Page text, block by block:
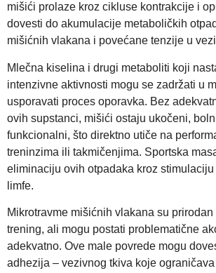
mišići prolaze kroz cikluse kontrakcije i
dovesti do akumulacije metaboličkih
mišićnih vlakana i povećane tenzije u
Mlečna kiselina i drugi metaboliti koji
intenzivne aktivnosti mogu se zadržati u
usporavati proces oporavka. Bez
ovih supstanci, mišići ostaju ukočeni,
funkcionalni, što direktno utiče na
treninzima ili takmičenjima. Sportska
eliminaciju ovih otpadaka kroz
limfe.
Mikrotravme mišićnih vlakana su
trening, ali mogu postati problematične
adekvatno. Ove male povrede mogu
adhezija – vezivnog tkiva koje